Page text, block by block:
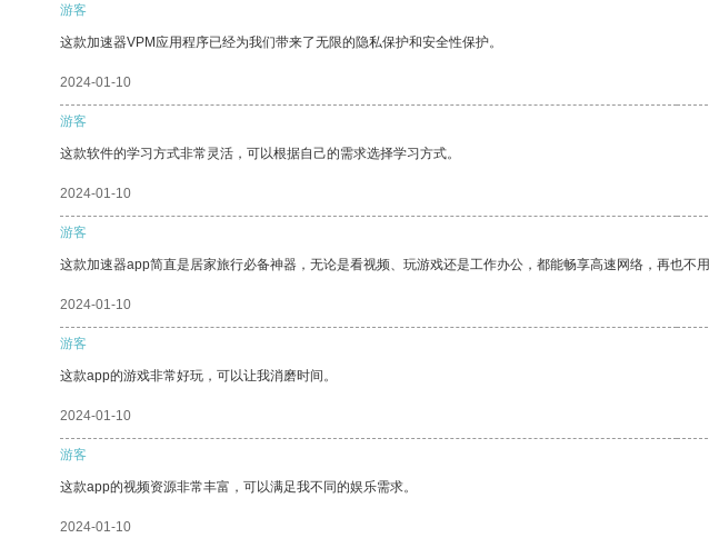
游客
这款加速器VPM应用程序已经为我们带来了无限的隐私保护和安全性保护。
2024-01-10
游客
这款软件的学习方式非常灵活，可以根据自己的需求选择学习方式。
2024-01-10
游客
这款加速器app简直是居家旅行必备神器，无论是看视频、玩游戏还是工作办公，都能畅享高速网络，再也不用
2024-01-10
游客
这款app的游戏非常好玩，可以让我消磨时间。
2024-01-10
游客
这款app的视频资源非常丰富，可以满足我不同的娱乐需求。
2024-01-10